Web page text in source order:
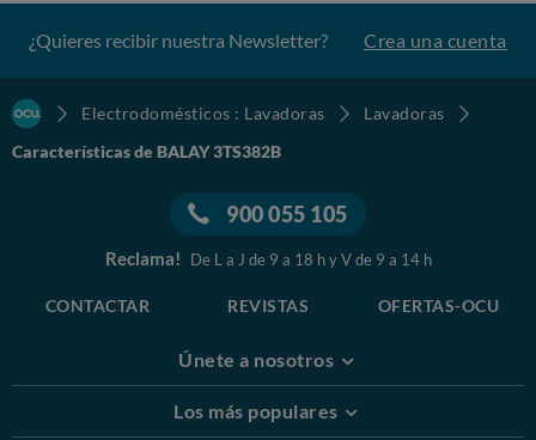
¿Quieres recibir nuestra Newsletter? Crea una cuenta
Electrodomésticos : Lavadoras
Lavadoras
Características de BALAY 3TS382B
900 055 105
Reclama! De L a J de 9 a 18 h y V de 9 a 14 h
CONTACTAR REVISTAS OFERTAS-OCU
Únete a nosotros
Los más populares